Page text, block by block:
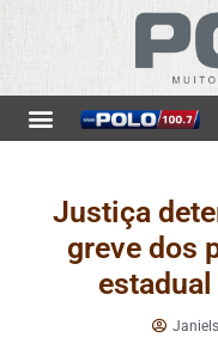
Justiça
greve dos